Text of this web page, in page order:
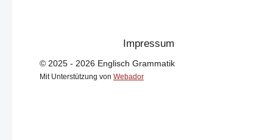
Impressum
© 2025 - 2026 Englisch Grammatik
Mit Unterstützung von Webador